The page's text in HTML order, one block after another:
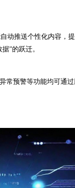
推送个性化内容，提
”的跃迁。
预警等功能均可通